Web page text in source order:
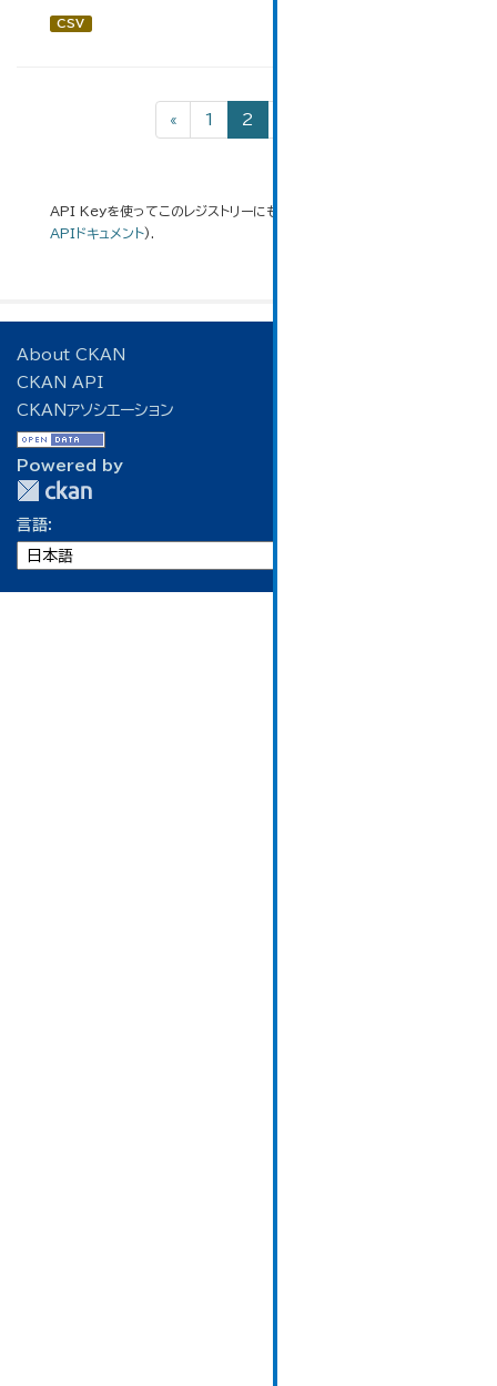
CSV
« 1 2
API Keyを使ってこのレジストリーにもアクセス可能です
APIドキュメント).
About CKAN
CKAN API
CKANアソシエーション
Powered by
言語